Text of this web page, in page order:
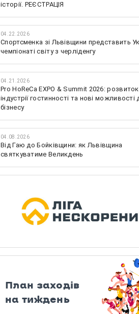
історії. РЕЄСТРАЦІЯ
04.22.2026
Спортсменка зі Львівщини представить
чемпіонаті світу з черліденгу
04.21.2026
Pro HoReCa EXPO & Summit 2026: розвиток
індустрії гостинності та нові можливості
бізнесу
04.08.2026
Від Гаю до Бойківщини: як Львівщина
святкуватиме Великдень
План заходів
на тиждень